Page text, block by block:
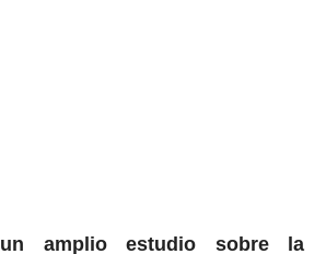
un amplio estudio sobre la